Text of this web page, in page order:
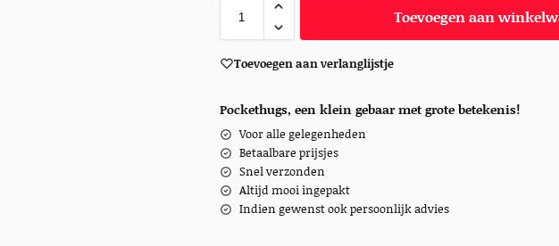
Toevoegen aan
Toevoegen aan verlanglijstje
Pockethugs, een klein gebaar met grote betekenis!
Voor alle gelegenheden
Betaalbare prijsjes
Snel verzonden
Altijd mooi ingepakt
Indien gewenst ook persoonlijk advies